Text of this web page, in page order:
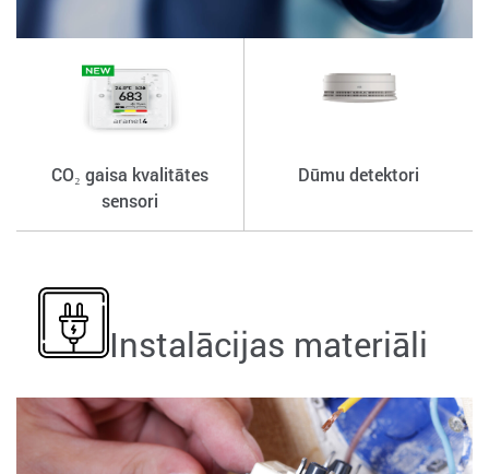
CO₂ gaisa kvalitātes
sensori
Dūmu detektori
Instalācijas materiāli